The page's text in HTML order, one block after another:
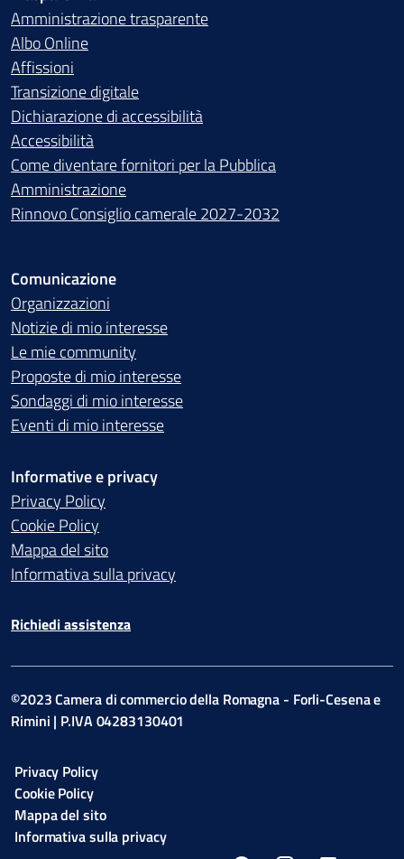
Amministrazione trasparente
Albo Online
Affissioni
Transizione digitale
Dichiarazione di accessibilità
Accessibilità
Come diventare fornitori per la Pubblica
Amministrazione
Rinnovo Consiglio camerale 2027-2032
Comunicazione
Organizzazioni
Notizie di mio interesse
Le mie community
Proposte di mio interesse
Sondaggi di mio interesse
Eventi di mio interesse
Informative e privacy
Privacy Policy
Cookie Policy
Mappa del sito
Informativa sulla privacy
Richiedi assistenza
©2023 Camera di commercio della Romagna - Forli-Cesena e
Rimini | P.IVA 04283130401
Privacy Policy
Cookie Policy
Mappa del sito
Informativa sulla privacy